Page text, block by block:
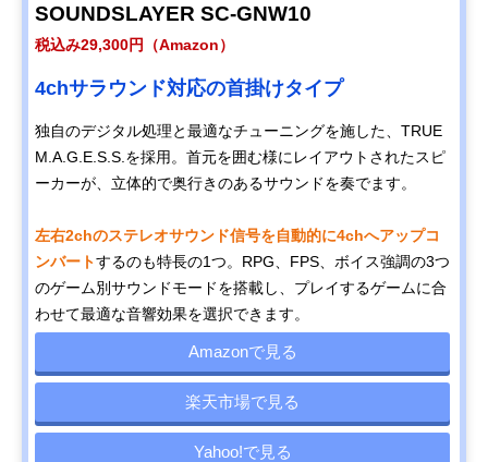
SOUNDSLAYER SC-GNW10
税込み29,300円（Amazon）
4chサラウンド対応の首掛けタイプ
独自のデジタル処理と最適なチューニングを施した、TRUE
M.A.G.E.S.S.を採用。首元を囲む様にレイアウトされたスピ
ーカーが、立体的で奥行きのあるサウンドを奏でます。
左右2chのステレオサウンド信号を自動的に4chへアップコ
ンバートするのも特長の1つ。RPG、FPS、ボイス強調の3つ
のゲーム別サウンドモードを搭載し、プレイするゲームに合
わせて最適な音響効果を選択できます。
Amazonで見る
楽天市場で見る
Yahoo!で見る